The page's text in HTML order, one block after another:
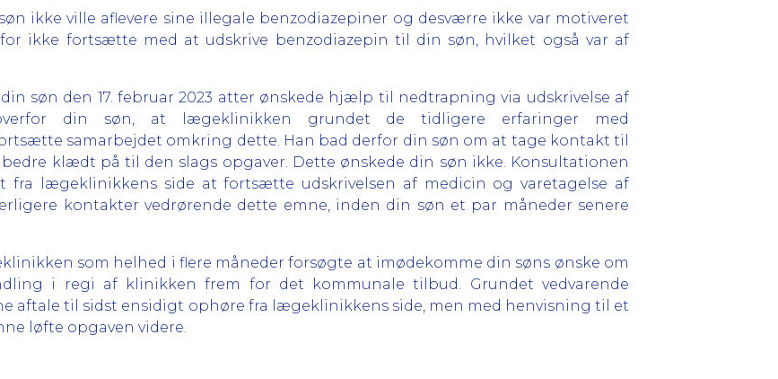
ikke ville aflevere sine illegale benzodiazepiner og desværre ikke var motiveret
ikke fortsætte med at udskrive benzodiazepin til din søn, hvilket også var af
søn den 17. februar 2023 atter ønskede hjælp til nedtrapning via udskrivelse af
din søn, at lægeklinikken grundet de tidligere erfaringer med
samarbejdet omkring dette. Han bad derfor din søn om at tage kontakt til
klædt på til den slags opgaver. Dette ønskede din søn ikke. Konsultationen
fra lægeklinikkens side at fortsætte udskrivelsen af medicin og varetagelse af
kontakter vedrørende dette emne, inden din søn et par måneder senere
som helhed i flere måneder forsøgte at imødekomme din søns ønske om
i regi af klinikken frem for det kommunale tilbud. Grundet vedvarende
aftale til sidst ensidigt ophøre fra lægeklinikkens side, men med henvisning til et
løfte opgaven videre.